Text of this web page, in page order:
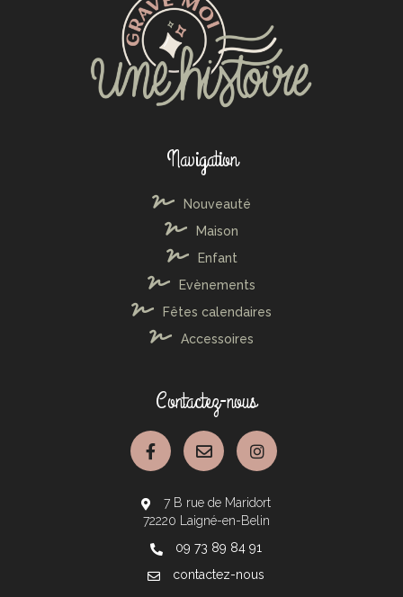
Navigation
Nouveauté
Maison
Enfant
Evènements
Fêtes calendaires
Accessoires
Contactez-nous
7 B rue de Maridort
72220 Laigné-en-Belin
09 73 89 84 91
contactez-nous